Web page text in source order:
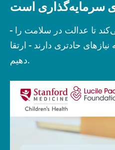
سرمایه‌گذاری است
تا عدالت در سلامت را -
حادتری دارند - ارتقا
دهیم.